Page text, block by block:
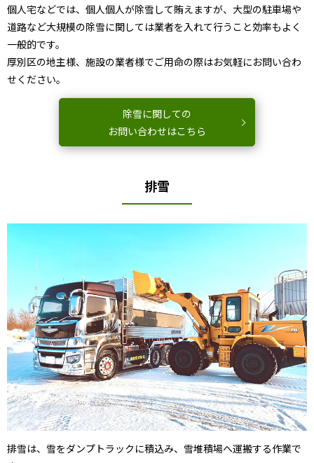
個人宅などでは、個人個人が除雪して賄えますが、大型の駐車場や
道路など大規模の除雪に関しては業者を入れて行うこと効率もよく
一般的です。
厚別区の地主様、施設の業者様でご用命の際はお気軽にお問い合わ
せください。
除雪に関しての
お問い合わせはこちら
排雪
排雪は、雪をダンプトラックに積込み、雪堆積場へ運搬する作業で